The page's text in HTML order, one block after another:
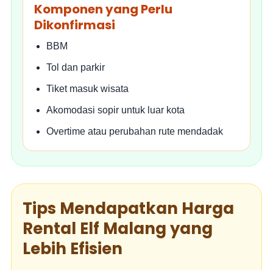
Komponen yang Perlu
Dikonfirmasi
BBM
Tol dan parkir
Tiket masuk wisata
Akomodasi sopir untuk luar kota
Overtime atau perubahan rute mendadak
Tips Mendapatkan Harga
Rental Elf Malang yang
Lebih Efisien